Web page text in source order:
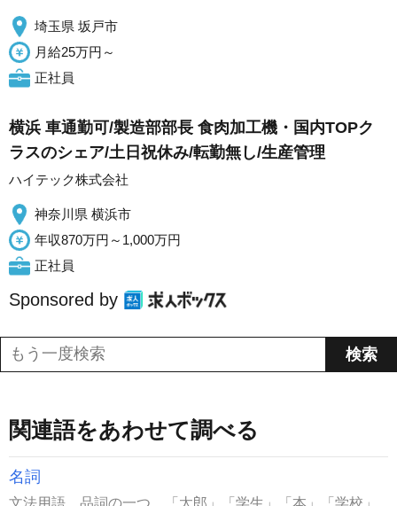
埼玉県 坂戸市
月給25万円～
正社員
横浜 車通勤可/製造部部長 食肉加工機・国内TOPク
ラスのシェア/土日祝休み/転勤無し/生産管理
ハイテック株式会社
神奈川県 横浜市
年収870万円～1,000万円
正社員
Sponsored by
関連語をあわせて調べる
名詞
文法用語。品詞の一つ。「太郎」「学生」「本」「学校」